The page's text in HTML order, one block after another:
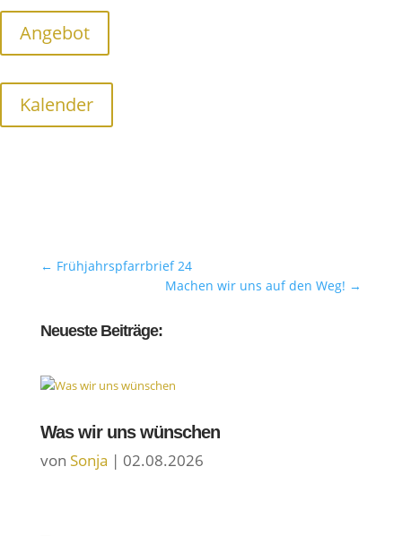
Angebot
Kalender
Mögen durch diesen Weg immer mehr
Menschen die Liebe Gottes in ihrem Leben
Pfarrer Christian Walch
← Frühjahrspfarrbrief 24
Machen wir uns auf den Weg! →
Neueste Beiträge:
Was wir uns wünschen
von Sonja | 02.08.2026